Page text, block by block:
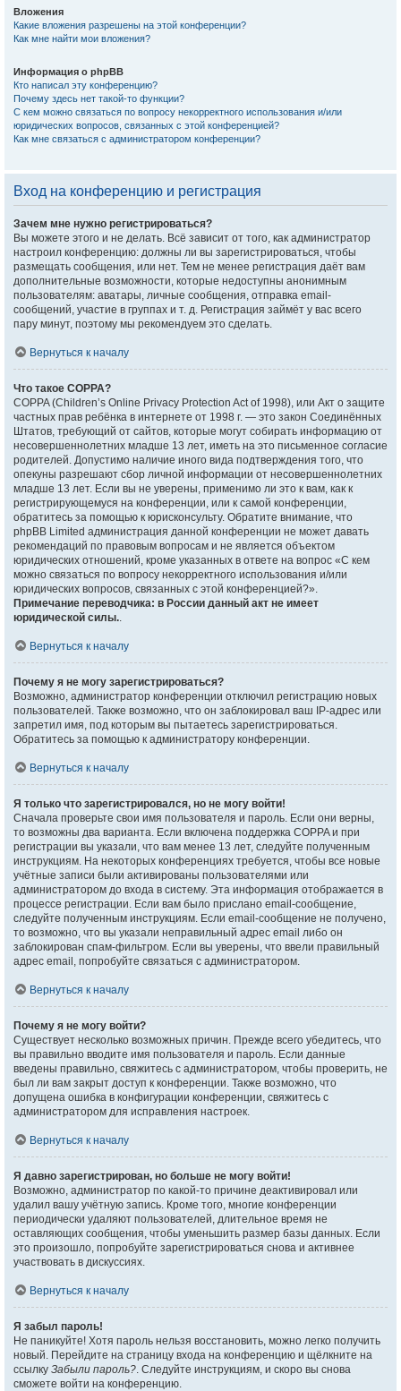
Вложения
Какие вложения разрешены на этой конференции?
Как мне найти мои вложения?
Информация о phpBB
Кто написал эту конференцию?
Почему здесь нет такой-то функции?
С кем можно связаться по вопросу некорректного использования и/или
юридических вопросов, связанных с этой конференцией?
Как мне связаться с администратором конференции?
Вход на конференцию и регистрация
Зачем мне нужно регистрироваться?
Вы можете этого и не делать. Всё зависит от того, как администратор
настроил конференцию: должны ли вы зарегистрироваться, чтобы
размещать сообщения, или нет. Тем не менее регистрация даёт вам
дополнительные возможности, которые недоступны анонимным
пользователям: аватары, личные сообщения, отправка email-
сообщений, участие в группах и т. д. Регистрация займёт у вас всего
пару минут, поэтому мы рекомендуем это сделать.
Вернуться к началу
Что такое COPPA?
COPPA (Children’s Online Privacy Protection Act of 1998), или Акт о защите
частных прав ребёнка в интернете от 1998 г. — это закон Соединённых
Штатов, требующий от сайтов, которые могут собирать информацию от
несовершеннолетних младше 13 лет, иметь на это письменное согласие
родителей. Допустимо наличие иного вида подтверждения того, что
опекуны разрешают сбор личной информации от несовершеннолетних
младше 13 лет. Если вы не уверены, применимо ли это к вам, как к
регистрирующемуся на конференции, или к самой конференции,
обратитесь за помощью к юрисконсульту. Обратите внимание, что
phpBB Limited администрация данной конференции не может давать
рекомендаций по правовым вопросам и не является объектом
юридических отношений, кроме указанных в ответе на вопрос «С кем
можно связаться по вопросу некорректного использования и/или
юридических вопросов, связанных с этой конференцией?».
Примечание переводчика: в России данный акт не имеет
юридической силы..
Вернуться к началу
Почему я не могу зарегистрироваться?
Возможно, администратор конференции отключил регистрацию новых
пользователей. Также возможно, что он заблокировал ваш IP-адрес или
запретил имя, под которым вы пытаетесь зарегистрироваться.
Обратитесь за помощью к администратору конференции.
Вернуться к началу
Я только что зарегистрировался, но не могу войти!
Сначала проверьте свои имя пользователя и пароль. Если они верны,
то возможны два варианта. Если включена поддержка COPPA и при
регистрации вы указали, что вам менее 13 лет, следуйте полученным
инструкциям. На некоторых конференциях требуется, чтобы все новые
учётные записи были активированы пользователями или
администратором до входа в систему. Эта информация отображается в
процессе регистрации. Если вам было прислано email-сообщение,
следуйте полученным инструкциям. Если email-сообщение не получено,
то возможно, что вы указали неправильный адрес email либо он
заблокирован спам-фильтром. Если вы уверены, что ввели правильный
адрес email, попробуйте связаться с администратором.
Вернуться к началу
Почему я не могу войти?
Существует несколько возможных причин. Прежде всего убедитесь, что
вы правильно вводите имя пользователя и пароль. Если данные
введены правильно, свяжитесь с администратором, чтобы проверить, не
был ли вам закрыт доступ к конференции. Также возможно, что
допущена ошибка в конфигурации конференции, свяжитесь с
администратором для исправления настроек.
Вернуться к началу
Я давно зарегистрирован, но больше не могу войти!
Возможно, администратор по какой-то причине деактивировал или
удалил вашу учётную запись. Кроме того, многие конференции
периодически удаляют пользователей, длительное время не
оставляющих сообщения, чтобы уменьшить размер базы данных. Если
это произошло, попробуйте зарегистрироваться снова и активнее
участвовать в дискуссиях.
Вернуться к началу
Я забыл пароль!
Не паникуйте! Хотя пароль нельзя восстановить, можно легко получить
новый. Перейдите на страницу входа на конференцию и щёлкните на
ссылку Забыли пароль?. Следуйте инструкциям, и скоро вы снова
сможете войти на конференцию.